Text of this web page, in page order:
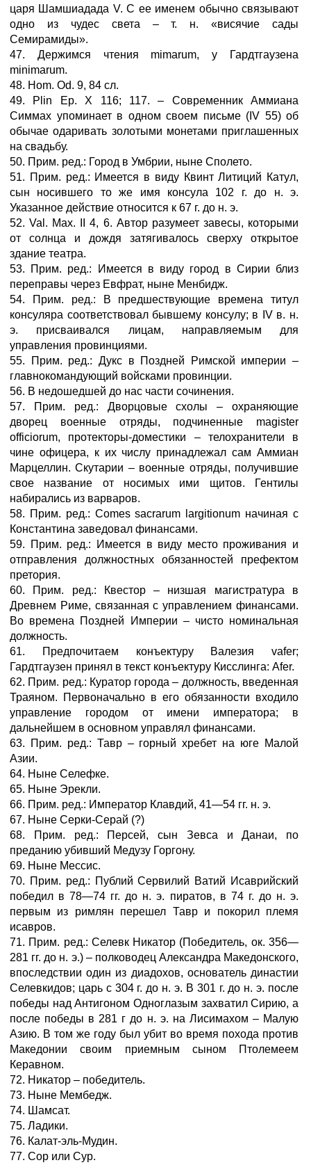
царя Шамшиадада V. С ее именем обычно связывают
одно из чудес света – т. н. «висячие сады
Семирамиды».
47. Держимся чтения mimarum, у Гардтгаузена
minimarum.
48. Hom. Od. 9, 84 сл.
49. Plin Ep. X 116; 117. – Современник Аммиана
Симмах упоминает в одном своем письме (IV 55) об
обычае одаривать золотыми монетами приглашенных
на свадьбу.
50. Прим. ред.: Город в Умбрии, ныне Сполето.
51. Прим. ред.: Имеется в виду Квинт Литиций Катул,
сын носившего то же имя консула 102 г. до н. э.
Указанное действие относится к 67 г. до н. э.
52. Val. Мах. II 4, 6. Автор разумеет завесы, которыми
от солнца и дождя затягивалось сверху открытое
здание театра.
53. Прим. ред.: Имеется в виду город в Сирии близ
переправы через Евфрат, ныне Менбидж.
54. Прим. ред.: В предшествующие времена титул
консуляра соответствовал бывшему консулу; в IV в. н.
э. присваивался лицам, направляемым для
управления провинциями.
55. Прим. ред.: Дукс в Поздней Римской империи –
главнокомандующий войсками провинции.
56. В недошедшей до нас части сочинения.
57. Прим. ред.: Дворцовые схолы – охраняющие
дворец военные отряды, подчиненные magister
officiorum, протекторы-доместики – телохранители в
чине офицера, к их числу принадлежал сам Аммиан
Марцеллин. Скутарии – военные отряды, получившие
свое название от носимых ими щитов. Гентилы
набирались из варваров.
58. Прим. ред.: Comes sacrarum largitionum начиная с
Константина заведовал финансами.
59. Прим. ред.: Имеется в виду место проживания и
отправления должностных обязанностей префектом
претория.
60. Прим. ред.: Квестор – низшая магистратура в
Древнем Риме, связанная с управлением финансами.
Во времена Поздней Империи – чисто номинальная
должность.
61. Предпочитаем конъектуру Валезия vafer;
Гардтгаузен принял в текст конъектуру Кисслинга: Afer.
62. Прим. ред.: Куратор города – должность, введенная
Траяном. Первоначально в его обязанности входило
управление городом от имени императора; в
дальнейшем в основном управлял финансами.
63. Прим. ред.: Тавр – горный хребет на юге Малой
Азии.
64. Ныне Селефке.
65. Ныне Эрекли.
66. Прим. ред.: Император Клавдий, 41—54 гг. н. э.
67. Ныне Серки-Серай (?)
68. Прим. ред.: Персей, сын Зевса и Данаи, по
преданию убивший Медузу Горгону.
69. Ныне Мессис.
70. Прим. ред.: Публий Сервилий Ватий Исаврийский
победил в 78—74 гг. до н. э. пиратов, в 74 г. до н. э.
первым из римлян перешел Тавр и покорил племя
исавров.
71. Прим. ред.: Селевк Никатор (Победитель, ок. 356—
281 гг. до н. э.) – полководец Александра Македонского,
впоследствии один из диадохов, основатель династии
Селевкидов; царь с 304 г. до н. э. В 301 г. до н. э. после
победы над Антигоном Одноглазым захватил Сирию, а
после победы в 281 г до н. э. на Лисимахом – Малую
Азию. В том же году был убит во время похода против
Македонии своим приемным сыном Птолемеем
Керавном.
72. Никатор – победитель.
73. Ныне Мембедж.
74. Шамсат.
75. Ладики.
76. Калат-эль-Мудин.
77. Сор или Сур.